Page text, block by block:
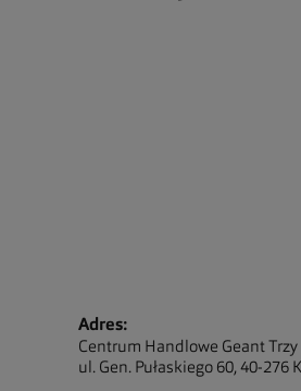
Adres:
Centrum Handlowe Geant Trzy
ul. Gen. Pułaskiego 60, 40-276